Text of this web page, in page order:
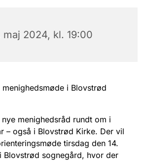
maj 2024, kl. 19:00
i Blovstrød
menighedsråd rundt om i
– også i Blovstrød Kirke. Der vil
tirsdag den 14.
Blovstrød sognegård, hvor der